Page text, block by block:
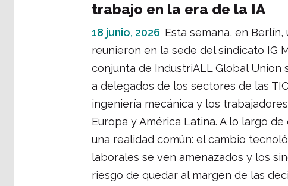
trabajo en la era de la IA
18 junio, 2026 Esta semana, en
reunieron en la sede del sindicato IG
conjunta de IndustriALL Global
a delegados de los sectores de las
ingeniería mecánica y los
Europa y América Latina. A lo largo
una realidad común: el cambio
laborales se ven amenazados y los
riesgo de quedar al margen de las